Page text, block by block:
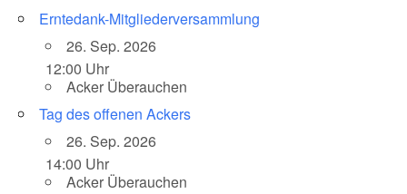
Erntedank-Mitgliederversammlung
26. Sep. 2026
12:00 Uhr
Acker Überauchen
Tag des offenen Ackers
26. Sep. 2026
14:00 Uhr
Acker Überauchen